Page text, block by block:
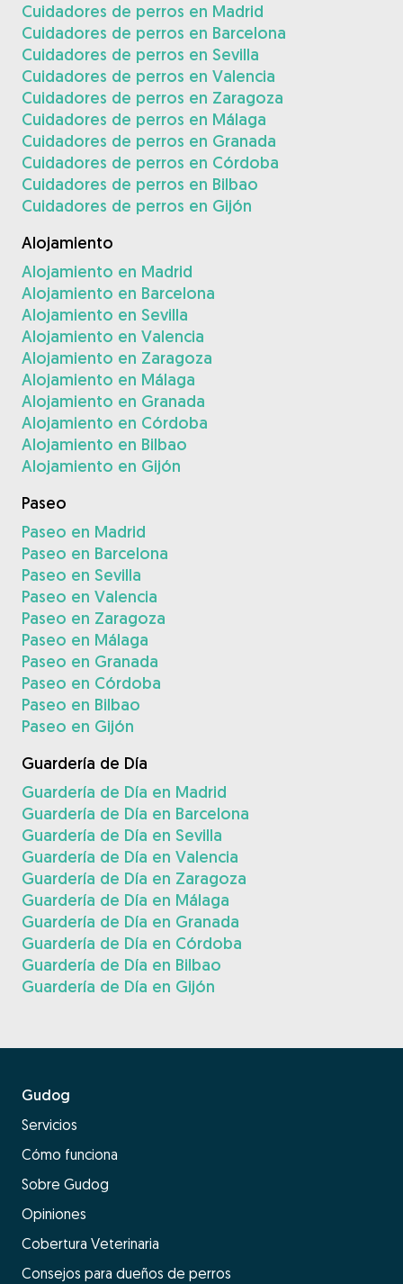
Cuidadores de perros en Madrid
Cuidadores de perros en Barcelona
Cuidadores de perros en Sevilla
Cuidadores de perros en Valencia
Cuidadores de perros en Zaragoza
Cuidadores de perros en Málaga
Cuidadores de perros en Granada
Cuidadores de perros en Córdoba
Cuidadores de perros en Bilbao
Cuidadores de perros en Gijón
Alojamiento
Alojamiento en Madrid
Alojamiento en Barcelona
Alojamiento en Sevilla
Alojamiento en Valencia
Alojamiento en Zaragoza
Alojamiento en Málaga
Alojamiento en Granada
Alojamiento en Córdoba
Alojamiento en Bilbao
Alojamiento en Gijón
Paseo
Paseo en Madrid
Paseo en Barcelona
Paseo en Sevilla
Paseo en Valencia
Paseo en Zaragoza
Paseo en Málaga
Paseo en Granada
Paseo en Córdoba
Paseo en Bilbao
Paseo en Gijón
Guardería de Día
Guardería de Día en Madrid
Guardería de Día en Barcelona
Guardería de Día en Sevilla
Guardería de Día en Valencia
Guardería de Día en Zaragoza
Guardería de Día en Málaga
Guardería de Día en Granada
Guardería de Día en Córdoba
Guardería de Día en Bilbao
Guardería de Día en Gijón
Gudog
Servicios
Cómo funciona
Sobre Gudog
Opiniones
Cobertura Veterinaria
Consejos para dueños de perros